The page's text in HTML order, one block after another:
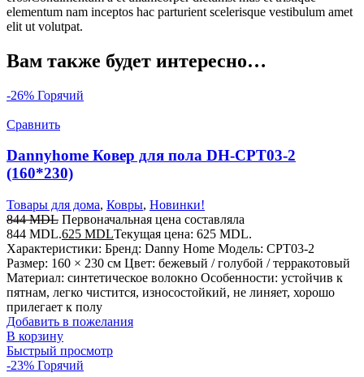
elementum nam inceptos hac parturient scelerisque vestibulum amet
elit ut volutpat.
Вам также будет интересно…
-26% Горячий
Сравнить
Dannyhome Ковер для пола DH-CPT03-2
(160*230)
Товары для дома, Ковры, Новинки!
844MDL Первоначальная цена составляла
844 MDL.625 MDLТекущая цена: 625 MDL.
Характеристики: Бренд: Danny Home Модель: CPT03-2
Размер: 160 × 230 см Цвет: бежевый / голубой / терракотовый
Материал: синтетическое волокно Особенности: устойчив к
пятнам, легко чистится, износостойкий, не линяет, хорошо
прилегает к полу
Добавить в пожелания
В корзину
Быстрый просмотр
-23% Горячий